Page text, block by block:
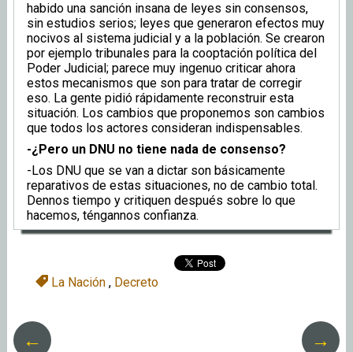
habido una sanción insana de leyes sin consensos,
sin estudios serios; leyes que generaron efectos muy
nocivos al sistema judicial y a la población. Se crearon
por ejemplo tribunales para la cooptación política del
Poder Judicial; parece muy ingenuo criticar ahora
estos mecanismos que son para tratar de corregir
eso. La gente pidió rápidamente reconstruir esta
situación. Los cambios que proponemos son cambios
que todos los actores consideran indispensables.
-¿Pero un DNU no tiene nada de consenso?
-Los DNU que se van a dictar son básicamente
reparativos de estas situaciones, no de cambio total.
Dennos tiempo y critiquen después sobre lo que
hacemos, téngannos confianza.
La Nación , Decreto
→
←